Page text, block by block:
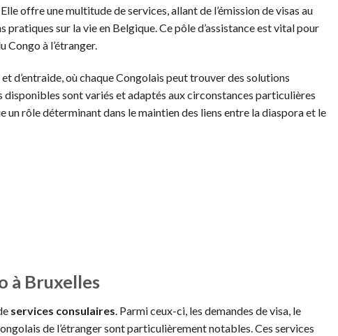
offre une multitude de services, allant de l’émission de visas au
sur la vie en Belgique. Ce pôle d’assistance est vital pour
Congo à l’étranger.
d’entraide, où chaque Congolais peut trouver des solutions
sont variés et adaptés aux circonstances particulières
un rôle déterminant dans le maintien des liens entre la diaspora et le
à Bruxelles
services consulaires. Parmi ceux-ci, les demandes de visa, le
de l’étranger sont particulièrement notables. Ces services